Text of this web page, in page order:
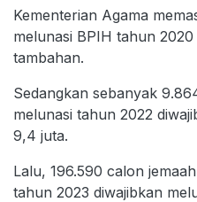
Kementerian Agama
melunasi BPIH tahun
tambahan.
Sedangkan sebanyak
melunasi tahun 2022
9,4 juta.
Lalu, 196.590 calon
tahun 2023 diwajibkan